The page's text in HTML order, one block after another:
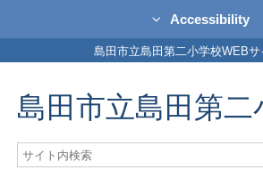
Accessibility
島田市立島田第二小学校WEBサ
島田市立島田第二